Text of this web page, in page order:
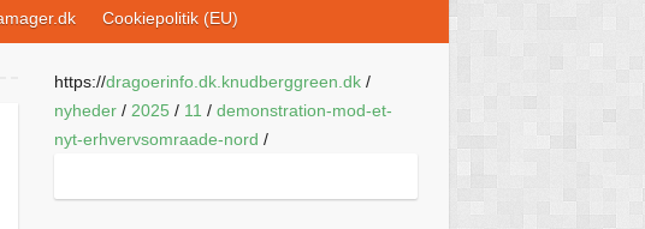
Cookiepolitik (EU)
https://dragoerinfo.dk.knudberggreen.dk/
nyheder/ 2025 / 11 / demonstration-mod-et-
nyt-erhvervsomraade-nord /